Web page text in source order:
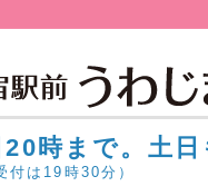
20時まで。土日
付は19時30分）